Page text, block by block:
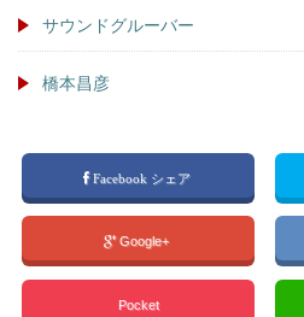
サウンドグルーバー
橋本昌彦
Facebook シェア
Google+
Pocket